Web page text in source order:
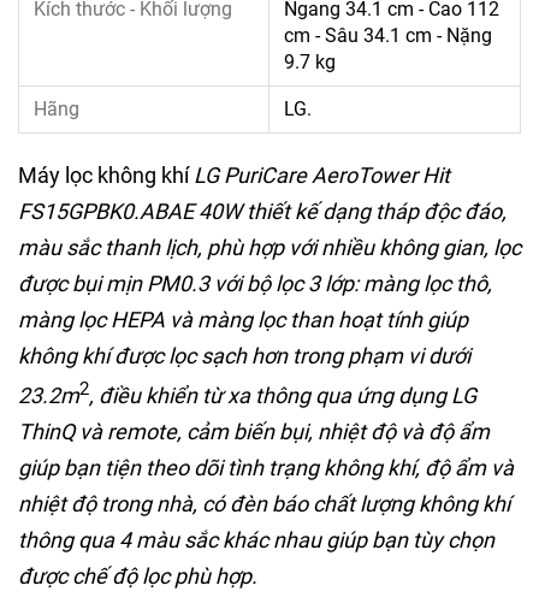
Kích thước - Khối lượng
Ngang 34.1 cm - Cao 112
cm - Sâu 34.1 cm - Nặng
9.7 kg
Hãng LG.
Máy lọc không khíLG PuriCare AeroTower Hit
FS15GPBK0.ABAE 40Wthiết kế dạng tháp độc đáo,
màu sắc thanh lịch, phù hợp với nhiều không gian, lọc
được bụi mịn PM0.3 với bộ lọc 3 lớp: màng lọc thô,
màng lọc HEPA và màng lọc than hoạt tính giúp
không khí được lọc sạch hơn trong phạm vi dưới
23.2m2, điều khiển từ xa thông qua ứng dụng LG
ThinQ và remote, cảm biến bụi, nhiệt độ và độ ẩm
giúp bạn tiện theo dõi tình trạng không khí, độ ẩm và
nhiệt độ trong nhà, có đèn báo chất lượng không khí
thông qua 4 màu sắc khác nhau giúp bạn tùy chọn
được chế độ lọc phù hợp.